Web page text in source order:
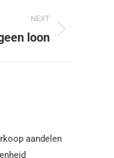
NEXT
loon
aandelen